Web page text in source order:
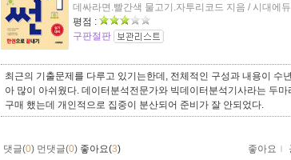
데싸라면.빨간색 물고기.자투리코드 지음 / 시대에
평점 :
구판절판
최근의 기출문제를 다루고 있기는한데, 전체적인 구성과 내용이 수
아 많이 아쉬웠다. 데이터분석전문가와 빅데이터분석기사라는 두
구매 했는데 개인적으로 집중이 분산되어 준비가 잘 안되었다.
댓글(0) 먼댓글(0) 좋아요(3) 좋아요 ｌ